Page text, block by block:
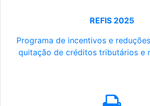
REFIS 2025
Programa de incentivos e
quitação de créditos tributários e